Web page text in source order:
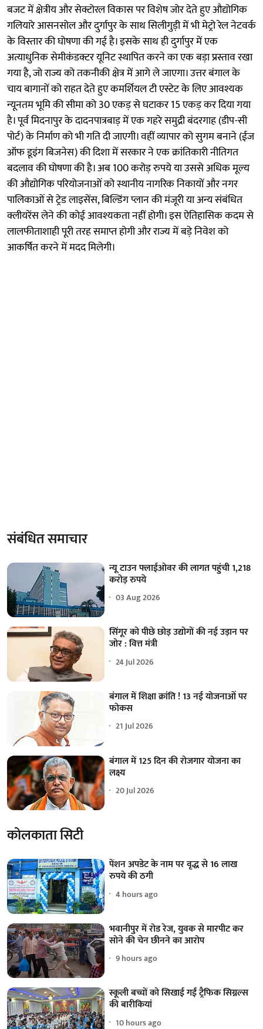
बजट में क्षेत्रीय और सेक्टोरल विकास पर विशेष जोर देते हुए औद्योगिक
गलियारे आसनसोल और दुर्गापुर के साथ सिलीगुड़ी में भी मेट्रो रेल नेटवर्क
के विस्तार की घोषणा की गई है। इसके साथ ही दुर्गापुर में एक
अत्याधुनिक सेमीकंडक्टर यूनिट स्थापित करने का एक बड़ा प्रस्ताव रखा
गया है, जो राज्य को तकनीकी क्षेत्र में आगे ले जाएगा। उत्तर बंगाल के
चाय बागानों को राहत देते हुए कमर्शियल टी एस्टेट के लिए आवश्यक
न्यूनतम भूमि की सीमा को 30 एकड़ से घटाकर 15 एकड़ कर दिया गया
है। पूर्व मिदनापुर के दादनपात्रबाड़ में एक गहरे समुद्री बंदरगाह (डीप-सी
पोर्ट) के निर्माण को भी गति दी जाएगी। वहीं व्यापार को सुगम बनाने (ईज
ऑफ डूइंग बिजनेस) की दिशा में सरकार ने एक क्रांतिकारी नीतिगत
बदलाव की घोषणा की है। अब 100 करोड़ रुपये या उससे अधिक मूल्य
की औद्योगिक परियोजनाओं को स्थानीय नागरिक निकायों और नगर
पालिकाओं से ट्रेड लाइसेंस, बिल्डिंग प्लान की मंजूरी या अन्य संबंधित
क्लीयरेंस लेने की कोई आवश्यकता नहीं होगी। इस ऐतिहासिक कदम से
लालफीताशाही पूरी तरह समाप्त होगी और राज्य में बड़े निवेश को
आकर्षित करने में मदद मिलेगी।
संबंधित समाचार
न्यू टाउन फ्लाईओवर की लागत पहुंची 1,218
करोड़ रुपये
03 Aug 2026
सिंगूर को पीछे छोड़ उद्योगों की नई उड़ान पर
जोर : वित्त मंत्री
24 Jul 2026
बंगाल में शिक्षा क्रांति ! 13 नई योजनाओं पर
फोकस
21 Jul 2026
बंगाल में 125 दिन की रोजगार योजना का
लक्ष्य
20 Jul 2026
कोलकाता सिटी
पेंशन अपडेट के नाम पर वृद्ध से 16 लाख
रुपये की ठगी
4 hours ago
भवानीपुर में रोड रेज, युवक से मारपीट कर
सोने की चेन छीनने का आरोप
9 hours ago
स्कूली बच्चों को सिखाई गईं ट्रैफिक सिग्नल्स
की बारीकियां
10 hours ago